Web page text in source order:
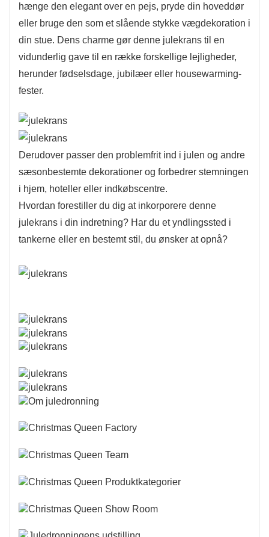
hænge den elegant over en pejs, pryde din hoveddør
eller bruge den som et slående stykke vægdekoration i
din stue. Dens charme gør denne julekrans til en
vidunderlig gave til en række forskellige lejligheder,
herunder fødselsdage, jubilæer eller housewarming-
fester.
Derudover passer den problemfrit ind i julen og andre
sæsonbestemte dekorationer og forbedrer stemningen
i hjem, hoteller eller indkøbscentre.
Hvordan forestiller du dig at inkorporere denne
julekrans i din indretning? Har du et yndlingssted i
tankerne eller en bestemt stil, du ønsker at opnå?